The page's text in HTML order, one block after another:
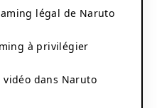
légal de Naruto
à privilégier
vidéo dans Naruto